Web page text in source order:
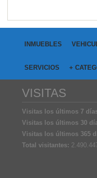
INMUEBLES
SERVICIOS +
VISITAS
Visitas los últimos 7
Visitas los últimos 30
Visitas los últimos 365
Total visitantes: